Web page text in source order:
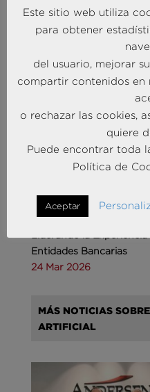
Andersen Consulting
España con la
como Socio
30 Sep 2025
MÁS NOTICIAS
Entidades Bancarias
24 Mar 2026
MÁS NOTICIAS
ARTIFICIAL
Este sitio web utiliza
para obtener
del usuario, mejorar
compartir contenidos en
o rechazar las cookies,
quiere
Puede encontrar toda
Política de
Aceptar